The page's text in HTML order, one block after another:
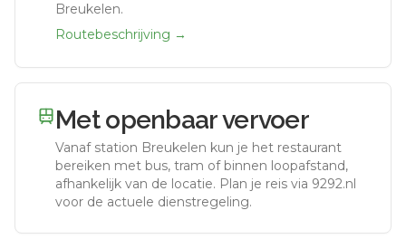
Breukelen.
Routebeschrijving →
Met openbaar vervoer
Vanaf station Breukelen kun je het restaurant
bereiken met bus, tram of binnen loopafstand,
afhankelijk van de locatie. Plan je reis via 9292.nl
voor de actuele dienstregeling.